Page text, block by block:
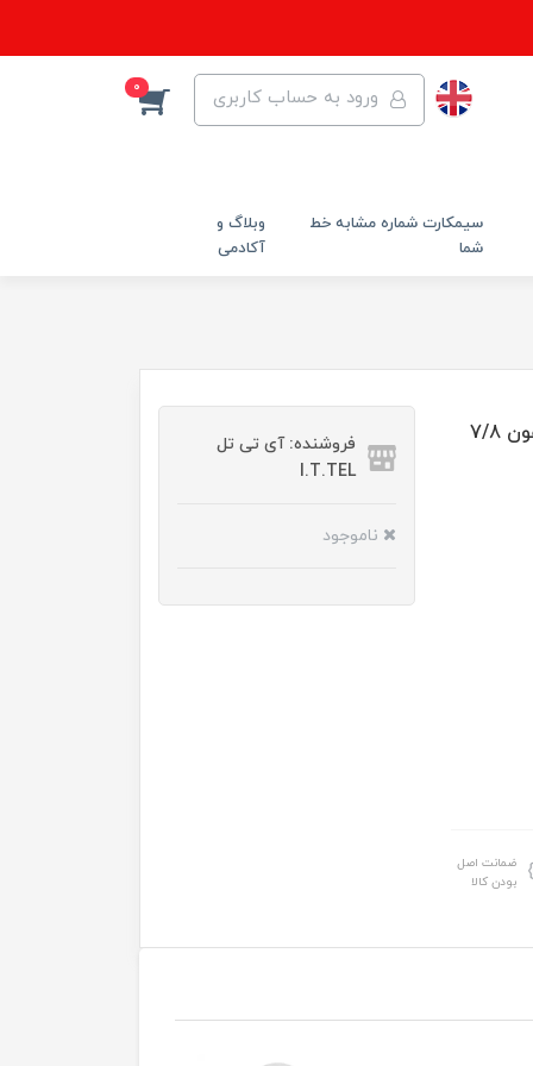
ورود به حساب کاربری 0
سیمکارت شماره مشابه خط
شما
وبلاگ و
آکادمی
ضمانت اصل
بودن کالا
فروشنده: آی تی تل
I.T.TEL
ناموجود